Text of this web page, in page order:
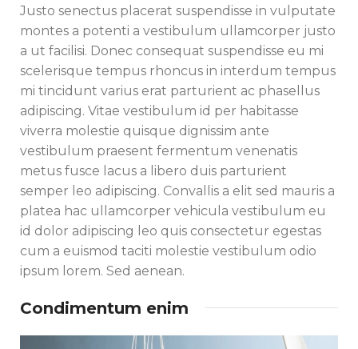
Justo senectus placerat suspendisse in vulputate
montes a potenti a vestibulum ullamcorper justo
a ut facilisi. Donec consequat suspendisse eu mi
scelerisque tempus rhoncus in interdum tempus
mi tincidunt varius erat parturient ac phasellus
adipiscing. Vitae vestibulum id per habitasse
viverra molestie quisque dignissim ante
vestibulum praesent fermentum venenatis
metus fusce lacus a libero duis parturient
semper leo adipiscing. Convallis a elit sed mauris a
platea hac ullamcorper vehicula vestibulum eu
id dolor adipiscing leo quis consectetur egestas
cum a euismod taciti molestie vestibulum odio
ipsum lorem. Sed aenean.
Condimentum enim